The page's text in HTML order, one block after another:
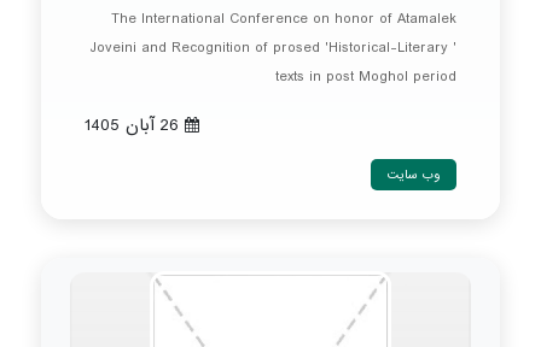
The International Conference on honor of Atamalek
Joveini and Recognition of prosed 'Historical-Literary '
texts in post Moghol period
وب سایت